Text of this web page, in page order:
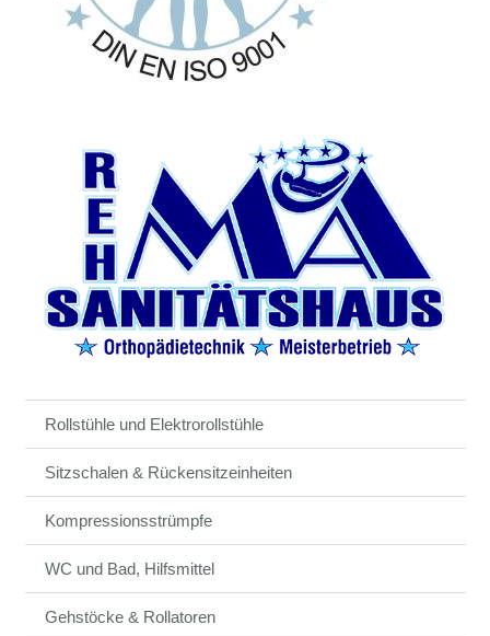
Rollstühle und Elektrorollstühle
Sitzschalen & Rückensitzeinheiten
Kompressionsstrümpfe
WC und Bad, Hilfsmittel
Gehstöcke & Rollatoren